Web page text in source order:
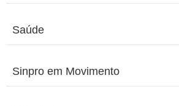
Saúde
Sinpro em Movimento